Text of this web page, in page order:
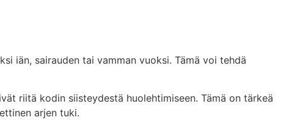
iän, sairauden tai vamman vuoksi. Tämä voi tehdä
riitä kodin siisteydestä huolehtimiseen. Tämä on tärkeä
arjen tuki.